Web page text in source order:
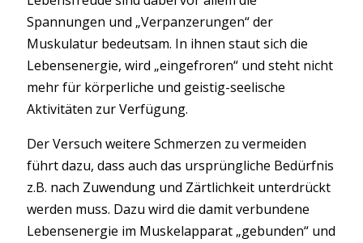
Spannungen und „Verpanzerungen“ der
Muskulatur bedeutsam. In ihnen staut sich die
Lebensenergie, wird „eingefroren“ und steht nicht
mehr für körperliche und geistig-seelische
Aktivitäten zur Verfügung.
Der Versuch weitere Schmerzen zu vermeiden
führt dazu, dass auch das ursprüngliche Bedürfnis
z.B. nach Zuwendung und Zärtlichkeit unterdrückt
werden muss. Dazu wird die damit verbundene
Lebensenergie im Muskelapparat „gebunden“ und